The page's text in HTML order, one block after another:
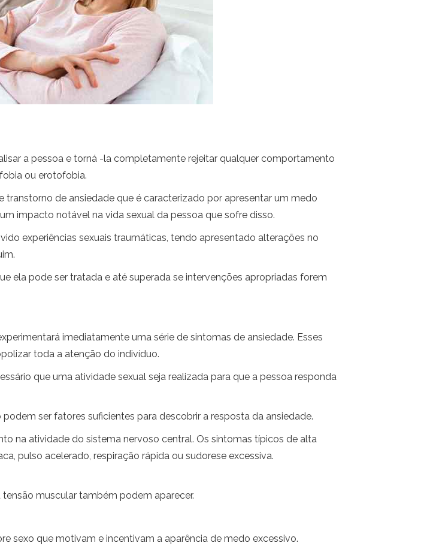
a pessoa e torná -la completamente rejeitar qualquer comportamento
ou erotofobia.
de ansiedade que é caracterizado por apresentar um medo
impacto notável na vida sexual da pessoa que sofre disso.
experiências sexuais traumáticas, tendo apresentado alterações no
ela pode ser tratada e até superada se intervenções apropriadas forem
imediatamente uma série de sintomas de ansiedade. Esses
toda a atenção do indivíduo.
que uma atividade sexual seja realizada para que a pessoa responda
ser fatores suficientes para descobrir a resposta da ansiedade.
na atividade do sistema nervoso central. Os sintomas típicos de alta
pulso acelerado, respiração rápida ou sudorese excessiva.
muscular também podem aparecer.
sexo que motivam e incentivam a aparência de medo excessivo.